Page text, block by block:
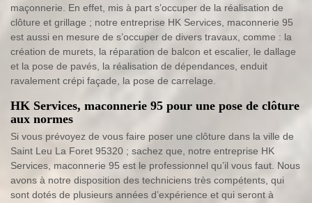
maçonnerie. En effet, mis à part s’occuper de la réalisation de
clôture et grillage ; notre entreprise HK Services, maconnerie 95
est aussi en mesure de s’occuper de divers travaux, comme : la
création de murets, la réparation de balcon et escalier, le dallage
et la pose de pavés, la réalisation de dépendances, enduit
ravalement crépi façade, la pose de carrelage.
HK Services, maconnerie 95 pour une pose de clôture
aux normes
Si vous prévoyez de vous faire poser une clôture dans la ville de
Saint Leu La Foret 95320 ; sachez que, notre entreprise HK
Services, maconnerie 95 est le professionnel qu’il vous faut. Nous
avons à notre disposition des techniciens très compétents, qui
sont dotés de plusieurs années d’expérience et qui seront à